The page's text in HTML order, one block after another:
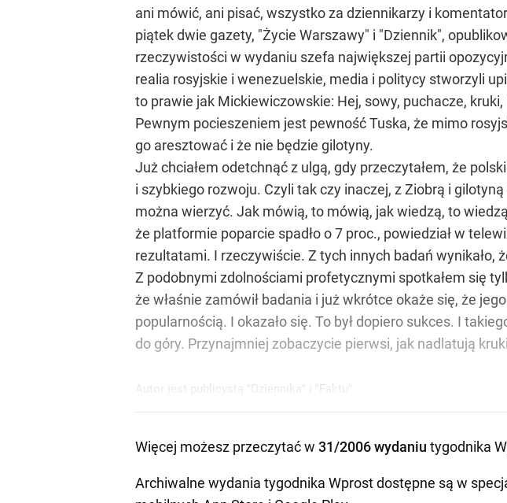
ani mówić, ani pisać, wszystko za dziennikarzy i
piątek dwie gazety, "Życie Warszawy" i "Dziennik",
rzeczywistości w wydaniu szefa największej partii
realia rosyjskie i wenezuelskie, media i politycy stworzyli
to prawie jak Mickiewiczowskie: Hej, sowy, puchacze,
Pewnym pocieszeniem jest pewność Tuska, że mimo
go aresztować i że nie będzie gilotyny.
Już chciałem odetchnąć z ulgą, gdy przeczytałem, że
i szybkiego rozwoju. Czyli tak czy inaczej, z Ziobrą i
można wierzyć. Jak mówią, to mówią, jak wiedzą, to
że platformie poparcie spadło o 7 proc., powiedział w
rezultatami. I rzeczywiście. Z tych innych badań wynikało,
Z podobnymi zdolnościami profetycznymi spotkałem się
że właśnie zamówił badania i już wkrótce okaże się, że
popularnością. I okazało się. To był dopiero sukces. I
do góry. Przynajmniej zobaczycie pierwsi, jak nadlatują
Autor jest publicystą "Dziennika" i "Faktu"
Więcej możesz przeczytać w 31/2006 wydaniu tygodnika
Archiwalne wydania tygodnika Wprost dostępne są w